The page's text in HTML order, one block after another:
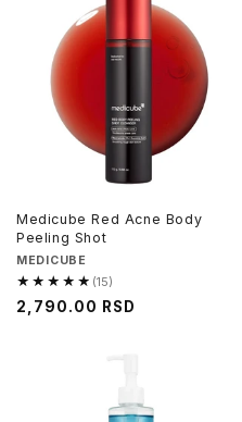
recenzija
Medicube Red Acne Body
Peeling Shot
Brend
MEDICUBE
★★★★★ (15)
4.8
od
Regularna
2,790.00 RSD